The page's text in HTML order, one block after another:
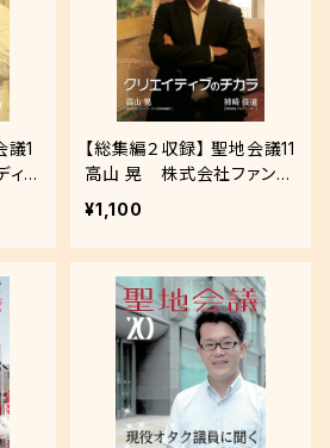
議1
ィ
C
タ
」
【総集編２収録】 聖地会議11
高山 晃 株式会社ファンワ
ークス代表取締役「クリエイ
ティブのチカラ」
¥1,100